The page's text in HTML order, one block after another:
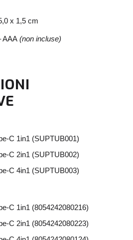
x 1,5 cm
AAA (non incluse)
C 1in1 (SUPTUB001)
C 2in1 (SUPTUB002)
C 4in1 (SUPTUB003)
C 1in1 (8054242080216)
C 2in1 (8054242080223)